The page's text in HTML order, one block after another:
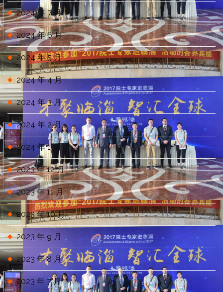
2024 年 7 月
2024 年 6 月
2024 年 5 月
2024 年 4 月
2024 年 3 月
2024 年 2 月
2024 年 1 月
2023 年 12 月
2023 年 11 月
2023 年 10 月
2023 年 9 月
2023 年 8 月
2023 年 7 月